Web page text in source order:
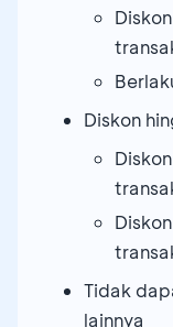
Diskon
Tidak
lainnya